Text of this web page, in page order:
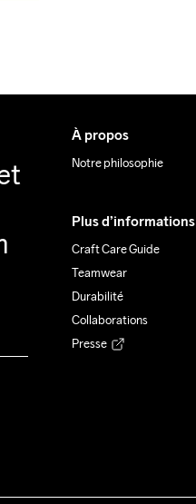
À propos
Notre philosophie
Plus d’informations
Craft Care Guide
Teamwear
Durabilité
Collaborations
Presse